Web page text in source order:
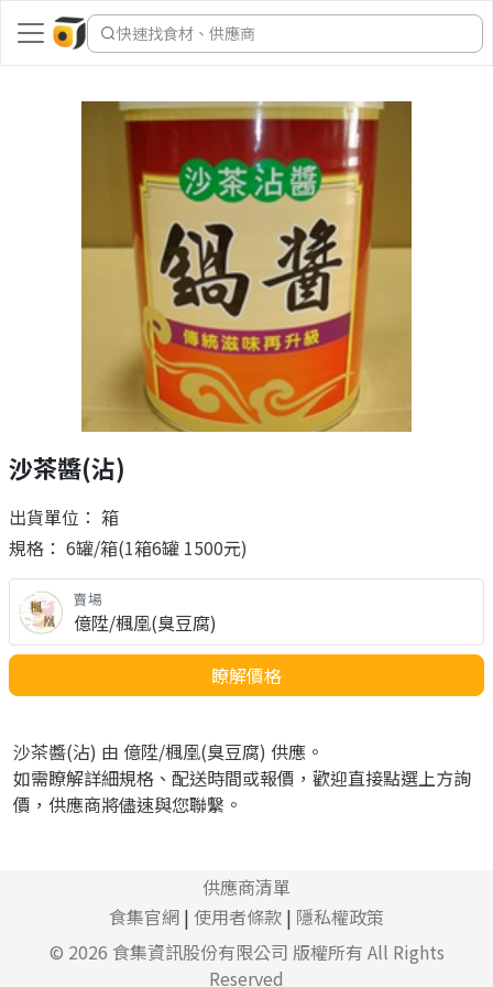
快速找食材、供應商
沙茶醬(沾)
出貨單位： 箱
規格： 6罐/箱(1箱6罐 1500元)
賣場
億陞/楓凰(臭豆腐)
瞭解價格
沙茶醬(沾) 由 億陞/楓凰(臭豆腐) 供應。
如需瞭解詳細規格、配送時間或報價，歡迎直接點選上方詢
價，供應商將儘速與您聯繫。
供應商清單
食集官網 | 使用者條款 | 隱私權政策
© 2026 食集資訊股份有限公司 版權所有 All Rights
Reserved